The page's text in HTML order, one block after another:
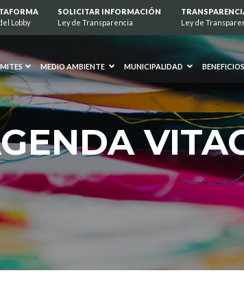
Lobby
SOLICITAR INFORMACIÓN
Ley de Transparencia
Ley de
MEDIO AMBIENTE MUNICIPALIDAD